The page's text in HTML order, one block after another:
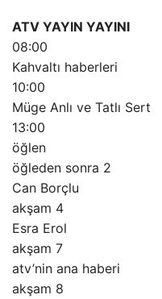
ATV YAYIN YAYINI
08:00
Kahvaltı haberleri
10:00
Müge Anlı ve Tatlı Sert
13:00
öğlen
öğleden sonra 2
Can Borçlu
akşam 4
Esra Erol
akşam 7
atv’nin ana haberi
akşam 8